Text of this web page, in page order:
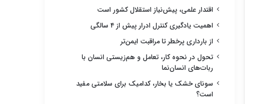
اقتدار علمی، پیش‌نیاز استقلال کشور است
اهمیت یادگیری کنترل ادرار پیش از ۴ سالگی
از بارداری پرخطر تا مراقبت ایمن‌تر
تحول در نحوه کار، تعامل و هم‌زیستی انسان با
ربات‌های انسان‌نما
سونای خشک یا بخار، کدامیک برای سلامتی مفید
است؟